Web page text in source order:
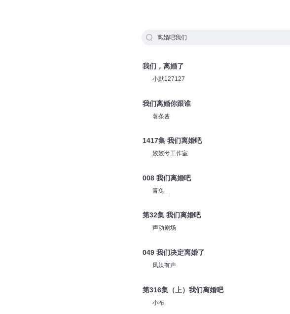
离婚吧我们
我们，离婚了
小默127127
我们离婚你跟谁
薯条酱
1417集 我们离婚吧
姣姣兮工作室
008 我们离婚吧
青兔_
第32集 我们离婚吧
声动剧场
049 我们决定离婚了
凤娱有声
第316集（上）我们离婚吧
小布